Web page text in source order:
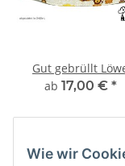
Gut gebrüllt
ab 17,00 € *
Wie wir